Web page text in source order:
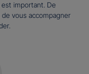
important. De
vous accompagner